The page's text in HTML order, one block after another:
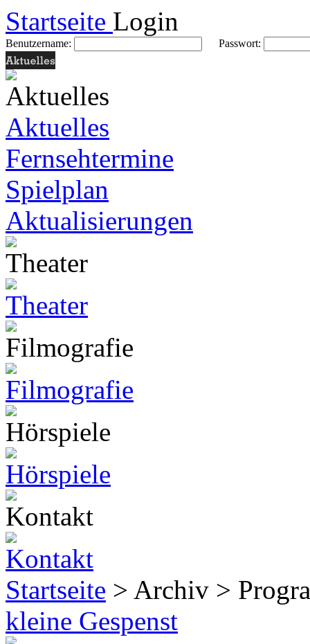
Startseite Login
Benutzername: Passwort:
Aktuelles
Fernsehtermine
Spielplan
Aktualisierungen
Startseite > Archiv >
kleine Gespenst